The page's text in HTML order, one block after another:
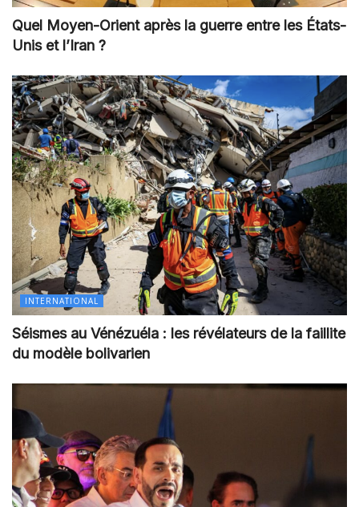
Quel Moyen-Orient après la guerre entre les États-
Unis et l’Iran ?
INTERNATIONAL
Séismes au Vénézuéla : les révélateurs de la faillite
du modèle bolivarien